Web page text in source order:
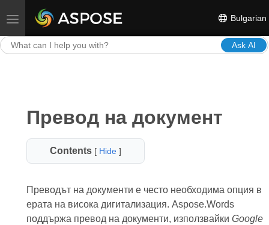
Toggle navigation Bulgarian
Ask AI
Превод на документ
Contents [ Hide]
Преводът на документи е често необходима опция в
ерата на висока дигитализация. Aspose.Words
поддържа превод на документи, използвайки Google